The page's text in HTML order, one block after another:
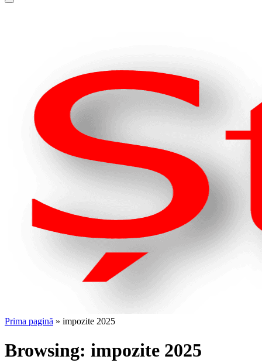
Prima pagină » impozite 2025
Browsing: impozite 2025